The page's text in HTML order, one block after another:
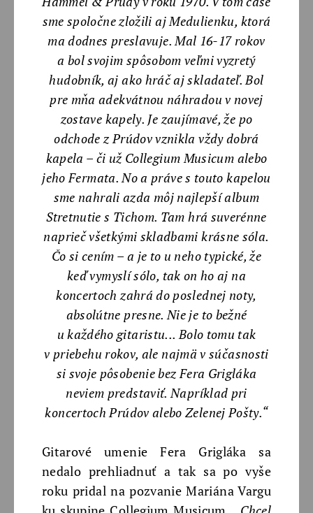
sme spoločne zložili aj Medulienku, ktorá
ma dodnes preslavuje. Mal 16-17 rokov
a bol svojim spôsobom veľmi vyzretý
hudobník, aj ako hráč aj skladateľ. Bol
pre mňa adekvátnou náhradou v novej
zostave kapely. Je zaujímavé, že po
odchode z Prúdov vznikla vždy dobrá
kapela – či už Collegium Musicum alebo
jeho Fermata. No a práve s touto kapelou
sme nahrali azda môj najlepší album
Stretnutie s Tichom. Tam hrá suverénne
naprieč všetkými skladbami krásne sóla.
Čo si cením – a je to u neho typické, že
keď vymyslí sólo, tak on ho aj na
koncertoch zahrá do poslednej noty,
absolútne presne. Nie je to bežné
u každého gitaristu... Bolo tomu tak
v priebehu rokov, ale najmä v súčasnosti
si svoje pôsobenie bez Fera Grigláka
neviem predstaviť. Napríklad pri
koncertoch Prúdov alebo Zelenej Pošty.“
Gitarové umenie Fera Grigláka sa
nedalo prehliadnuť a tak sa po vyše
roku pridal na pozvanie Mariána Vargu